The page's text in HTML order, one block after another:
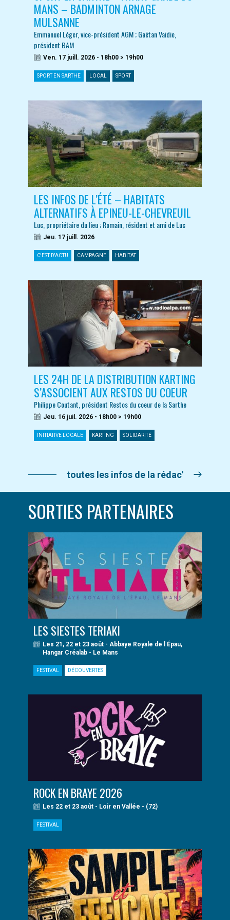
MANS – BADMINTON ARNAGE
MULSANNE
Emmanuel Léger, vice-président AGM ; Gaëtan Vaidie,
président BAM
Ven. 17 juill. 2026 - 18h00 > 19h00
SPORT EN SARTHE LOCAL SPORT
LES INFOS DE L’ÉTÉ – HABITATS
ALTERNATIFS À EPINEU-LE-CHEVREUIL
Luc, propriétaire du lieu ; Romain, résident et ami de Luc
Jeu. 17 juill. 2026
C'EST D'ACTU CAMPAGNE HABITAT
LES 24H DE LA DISTRIBUTION KARTING
S’ASSOCIENT AUX RESTOS DU COEUR
Philippe Coutant, président Restos du coeur de la Sarthe
Jeu. 16 juil. 2026 - 18h00 > 19h00
INITIATIVE LOCALE KARTING SOLIDARITÉ
toutes les infos de la rédac'
SORTIES PARTENAIRES
LES SIESTES TERIAKI
Les 21, 22 et 23 août - Abbaye Royale de l Épau,
Hangar Créalab - Le Mans
FESTIVAL DÉCOUVERTES
ROCK EN BRAYE 2026
Les 22 et 23 août - Loir en Vallée - (72)
FESTIVAL